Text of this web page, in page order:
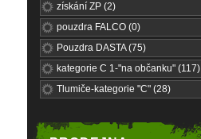
získání ZP (2)
pouzdra FALCO (0)
Pouzdra DASTA (75)
kategorie C 1-"na občanku" (117)
Tlumiče-kategorie "C" (28)